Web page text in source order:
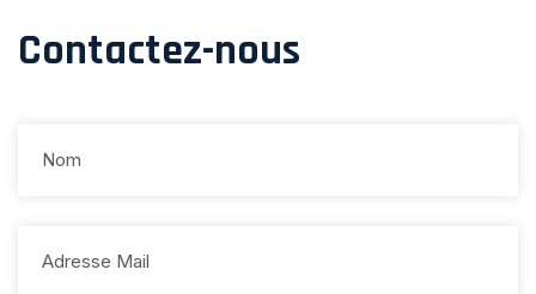
Contactez-nous